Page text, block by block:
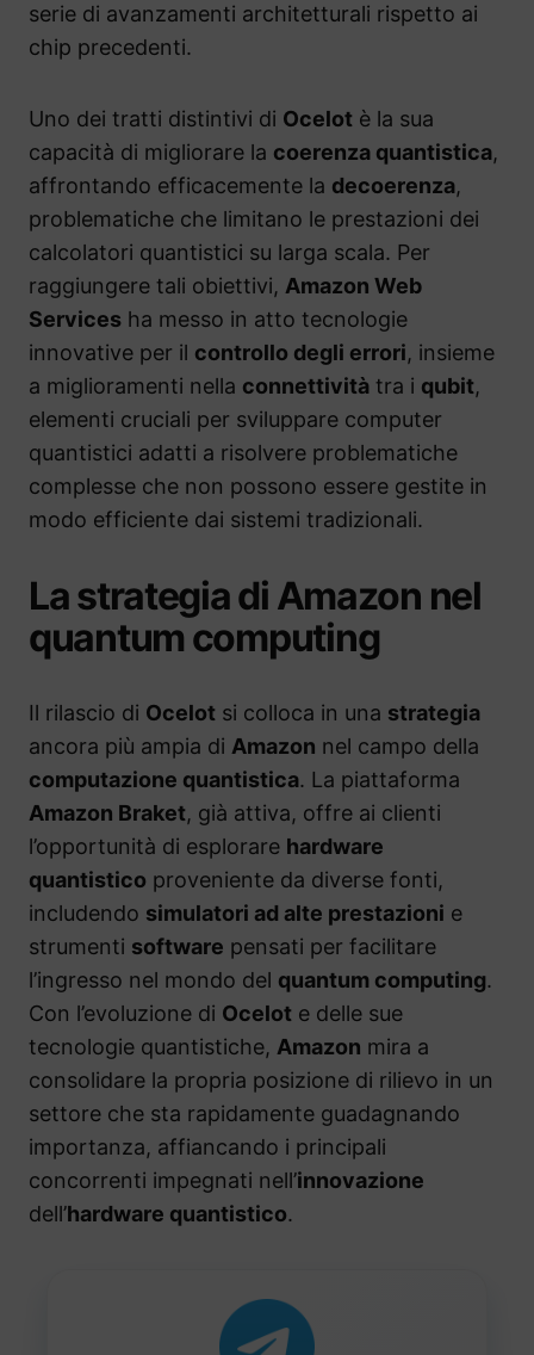
serie di avanzamenti architetturali rispetto ai
chip precedenti.
Uno dei tratti distintivi di Ocelot è la sua
capacità di migliorare la coerenza quantistica,
affrontando efficacemente la decoerenza,
problematiche che limitano le prestazioni dei
calcolatori quantistici su larga scala. Per
raggiungere tali obiettivi, Amazon Web
Services ha messo in atto tecnologie
innovative per il controllo degli errori, insieme
a miglioramenti nella connettività tra i qubit,
elementi cruciali per sviluppare computer
quantistici adatti a risolvere problematiche
complesse che non possono essere gestite in
modo efficiente dai sistemi tradizionali.
La strategia di Amazon nel
quantum computing
Il rilascio di Ocelot si colloca in una strategia
ancora più ampia di Amazon nel campo della
computazione quantistica. La piattaforma
Amazon Braket, già attiva, offre ai clienti
l’opportunità di esplorare hardware
quantistico proveniente da diverse fonti,
includendo simulatori ad alte prestazioni e
strumenti software pensati per facilitare
l’ingresso nel mondo del quantum computing.
Con l’evoluzione di Ocelot e delle sue
tecnologie quantistiche, Amazon mira a
consolidare la propria posizione di rilievo in un
settore che sta rapidamente guadagnando
importanza, affiancando i principali
concorrenti impegnati nell’innovazione
dell’hardware quantistico.